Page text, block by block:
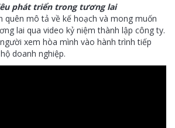
phát triển trong tương lai
quên mô tả về kế hoạch và mong muốn
lai qua video kỷ niệm thành lập công ty.
xem hòa mình vào hành trình tiếp
doanh nghiệp.